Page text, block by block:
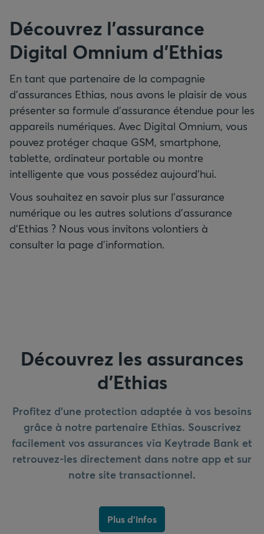
Découvrez l’assurance
Digital Omnium d’Ethias
En tant que partenaire de la compagnie
d’assurances Ethias, nous avons le plaisir de vous
présenter sa formule d’assurance étendue pour les
appareils numériques. Avec Digital Omnium, vous
pouvez protéger chaque GSM, smartphone,
tablette, ordinateur portable ou montre
intelligente que vous possédez aujourd’hui.
Vous souhaitez en savoir plus sur l’assurance
numérique ou les autres solutions d’assurance
d’Ethias ? Nous vous invitons volontiers à
consulter la page d’information.
Découvrez les assurances
d’Ethias
Profitez d’une protection adaptée à vos besoins
grâce à notre partenaire Ethias. Souscrivez
facilement vos assurances via Keytrade Bank et
retrouvez-les directement dans notre app et sur
notre site transactionnel.
Plus d'infos